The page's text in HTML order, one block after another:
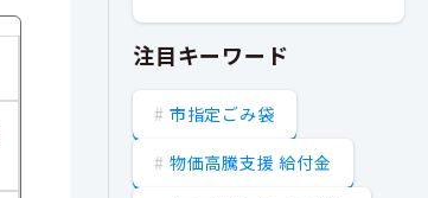
注目キーワード
市指定ごみ袋
物価高騰支援 給付金